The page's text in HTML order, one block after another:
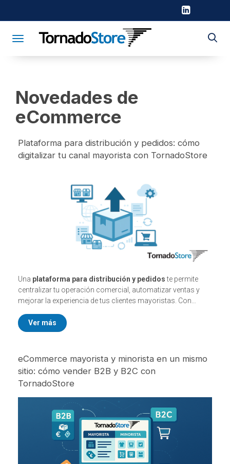
Toggle navigation
Novedades de
eCommerce
Plataforma para distribución y pedidos: cómo
digitalizar tu canal mayorista con TornadoStore
Una plataforma para distribución y pedidoste permite
centralizar tu operación comercial, automatizar ventas y
mejorar la experiencia de tus clientes mayoristas. Con
online de forma eficiente, con control total del stock y la
gestión de pedidos.
Ver más
eCommerce mayorista y minorista en un mismo
sitio: cómo vender B2B y B2C con
TornadoStore